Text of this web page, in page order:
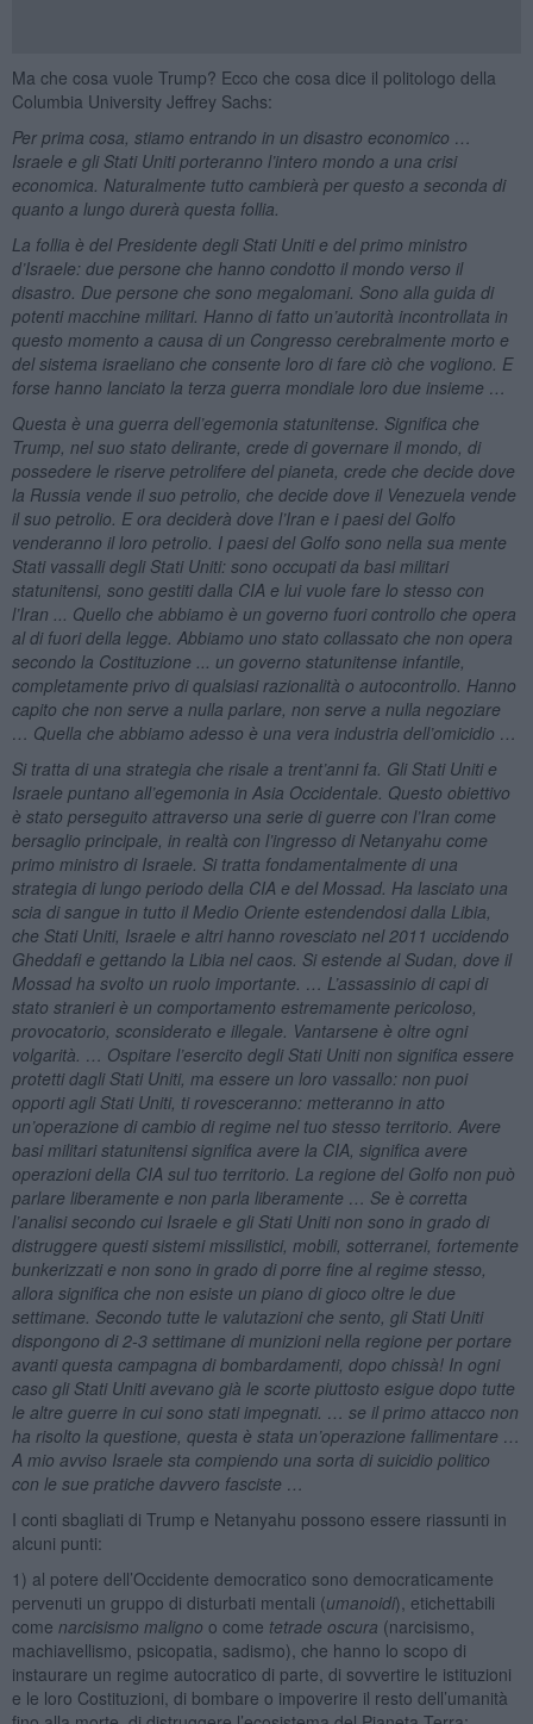
Ma che cosa vuole Trump? Ecco che cosa dice il politologo della
Columbia University Jeffrey Sachs:
Per prima cosa, stiamo entrando in un disastro economico …
Israele e gli Stati Uniti porteranno l’intero mondo a una crisi
economica. Naturalmente tutto cambierà per questo a seconda di
quanto a lungo durerà questa follia.
La follia è del Presidente degli Stati Uniti e del primo ministro
d’Israele: due persone che hanno condotto il mondo verso il
disastro. Due persone che sono megalomani. Sono alla guida di
potenti macchine militari. Hanno di fatto un’autorità incontrollata in
questo momento a causa di un Congresso cerebralmente morto e
del sistema israeliano che consente loro di fare ciò che vogliono. E
forse hanno lanciato la terza guerra mondiale loro due insieme …
Questa è una guerra dell’egemonia statunitense. Significa che
Trump, nel suo stato delirante, crede di governare il mondo, di
possedere le riserve petrolifere del pianeta, crede che decide dove
la Russia vende il suo petrolio, che decide dove il Venezuela vende
il suo petrolio. E ora deciderà dove l’Iran e i paesi del Golfo
venderanno il loro petrolio. I paesi del Golfo sono nella sua mente
Stati vassalli degli Stati Uniti: sono occupati da basi militari
statunitensi, sono gestiti dalla CIA e lui vuole fare lo stesso con
l’Iran ... Quello che abbiamo è un governo fuori controllo che opera
al di fuori della legge. Abbiamo uno stato collassato che non opera
secondo la Costituzione ... un governo statunitense infantile,
completamente privo di qualsiasi razionalità o autocontrollo. Hanno
capito che non serve a nulla parlare, non serve a nulla negoziare
… Quella che abbiamo adesso è una vera industria dell’omicidio …
Si tratta di una strategia che risale a trent’anni fa. Gli Stati Uniti e
Israele puntano all’egemonia in Asia Occidentale. Questo obiettivo
è stato perseguito attraverso una serie di guerre con l’Iran come
bersaglio principale, in realtà con l’ingresso di Netanyahu come
primo ministro di Israele. Si tratta fondamentalmente di una
strategia di lungo periodo della CIA e del Mossad. Ha lasciato una
scia di sangue in tutto il Medio Oriente estendendosi dalla Libia,
che Stati Uniti, Israele e altri hanno rovesciato nel 2011 uccidendo
Gheddafi e gettando la Libia nel caos. Si estende al Sudan, dove il
Mossad ha svolto un ruolo importante. … L’assassinio di capi di
stato stranieri è un comportamento estremamente pericoloso,
provocatorio, sconsiderato e illegale. Vantarsene è oltre ogni
volgarità. … Ospitare l’esercito degli Stati Uniti non significa essere
protetti dagli Stati Uniti, ma essere un loro vassallo: non puoi
opporti agli Stati Uniti, ti rovesceranno: metteranno in atto
un’operazione di cambio di regime nel tuo stesso territorio. Avere
basi militari statunitensi significa avere la CIA, significa avere
operazioni della CIA sul tuo territorio. La regione del Golfo non può
parlare liberamente e non parla liberamente … Se è corretta
l’analisi secondo cui Israele e gli Stati Uniti non sono in grado di
distruggere questi sistemi missilistici, mobili, sotterranei, fortemente
bunkerizzati e non sono in grado di porre fine al regime stesso,
allora significa che non esiste un piano di gioco oltre le due
settimane. Secondo tutte le valutazioni che sento, gli Stati Uniti
dispongono di 2-3 settimane di munizioni nella regione per portare
avanti questa campagna di bombardamenti, dopo chissà! In ogni
caso gli Stati Uniti avevano già le scorte piuttosto esigue dopo tutte
le altre guerre in cui sono stati impegnati. … se il primo attacco non
ha risolto la questione, questa è stata un’operazione fallimentare …
A mio avviso Israele sta compiendo una sorta di suicidio politico
con le sue pratiche davvero fasciste …
I conti sbagliati di Trump e Netanyahu possono essere riassunti in
alcuni punti:
1) al potere dell’Occidente democratico sono democraticamente
pervenuti un gruppo di disturbati mentali (umanoidi), etichettabili
come narcisismo maligno o come tetrade oscura (narcisismo,
machiavellismo, psicopatia, sadismo), che hanno lo scopo di
instaurare un regime autocratico di parte, di sovvertire le istituzioni
e le loro Costituzioni, di bombare o impoverire il resto dell’umanità